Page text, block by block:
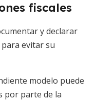
fiscales
y declarar
evitar su
modelo puede
por parte de la